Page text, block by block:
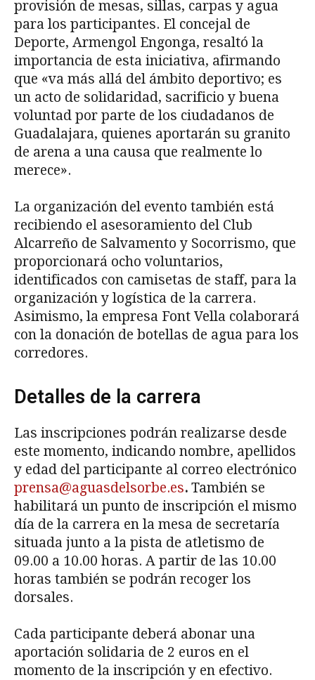
provisión de mesas, sillas, carpas y agua
para los participantes. El concejal de
Deporte, Armengol Engonga, resaltó la
importancia de esta iniciativa, afirmando
que «va más allá del ámbito deportivo; es
un acto de solidaridad, sacrificio y buena
voluntad por parte de los ciudadanos de
Guadalajara, quienes aportarán su granito
de arena a una causa que realmente lo
merece».
La organización del evento también está
recibiendo el asesoramiento del Club
Alcarreño de Salvamento y Socorrismo, que
proporcionará ocho voluntarios,
identificados con camisetas de staff, para la
organización y logística de la carrera.
Asimismo, la empresa Font Vella colaborará
con la donación de botellas de agua para los
corredores.
Detalles de la carrera
Las inscripciones podrán realizarse desde
este momento, indicando nombre, apellidos
y edad del participante al correo electrónico
prensa@aguasdelsorbe.es. También se
habilitará un punto de inscripción el mismo
día de la carrera en la mesa de secretaría
situada junto a la pista de atletismo de
09.00 a 10.00 horas. A partir de las 10.00
horas también se podrán recoger los
dorsales.
Cada participante deberá abonar una
aportación solidaria de 2 euros en el
momento de la inscripción y en efectivo.